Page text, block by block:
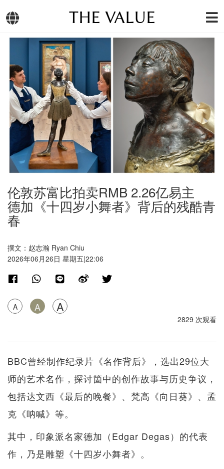
THE VALUE
伦敦苏富比拍卖RMB 2.26亿易主
德加《十四岁小舞者》背后的残酷青
春
撰文：赵志瀚 Ryan Chiu
2026年06月26日 星期五|22:06
A A A
2829 次观看
BBC曾经制作纪录片《名作背后》，选出29位大
师的艺术名作，探讨箇中的创作故事与历史争议，
包括达文西《最后的晚餐》、梵高《向日葵》、孟
克《呐喊》等。
其中，印象派名家德加（Edgar Degas）的代表
作，乃是雕塑《十四岁小舞者》。